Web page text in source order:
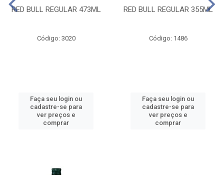
RED BULL REGULAR 473ML
Código: 3020
Faça seu login ou
cadastre-se para
ver preços e
comprar
RED BULL REGULAR 355ML
Código: 1486
Faça seu login ou
cadastre-se para
ver preços e
comprar